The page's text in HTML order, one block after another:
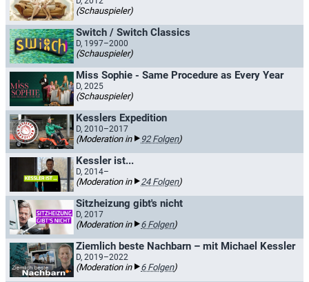
(Schauspieler)
Switch / Switch Classics
D, 1997–2000
(Schauspieler)
Miss Sophie - Same Procedure as Every Year
D, 2025
(Schauspieler)
Kesslers Expedition
D, 2010–2017
(Moderation in 92 Folgen)
Kessler ist...
D, 2014–
(Moderation in 24 Folgen)
Sitzheizung gibt's nicht
D, 2017
(Moderation in 6 Folgen)
Ziemlich beste Nachbarn – mit Michael Kessler
D, 2019–2022
(Moderation in 6 Folgen)